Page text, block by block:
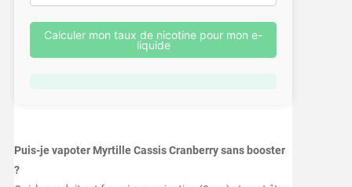
Calculer mon taux de nicotine pour mon e-
liquide
Puis-je vapoter Myrtille Cassis Cranberry sans booster
?